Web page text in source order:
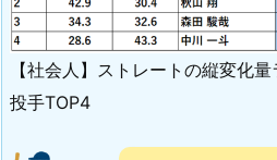
【社会人】ストレートの縦変化
投手TOP4